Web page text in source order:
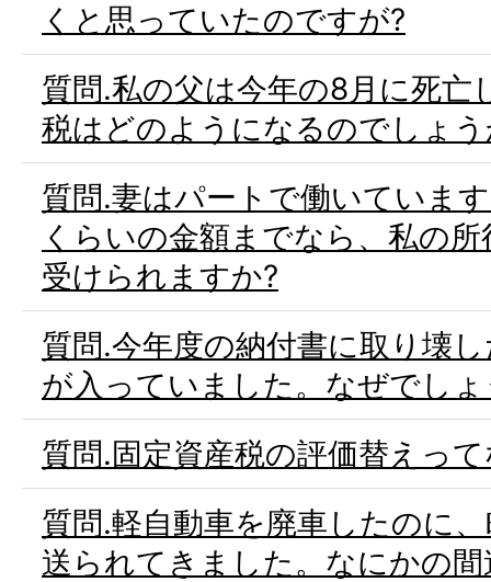
くと思っていたのですが?
質問.私の父は今年の8月に死亡
税はどのようになるのでしょ
質問.妻はパートで働いていま
くらいの金額までなら、私の
受けられますか?
質問.今年度の納付書に取り壊
が入っていました。なぜでし
質問.固定資産税の評価替えっ
質問.軽自動車を廃車したのに
送られてきました。なにかの